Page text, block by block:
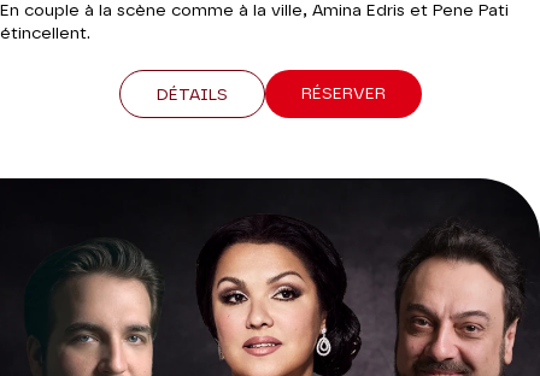
En couple à la scène comme à la ville, Amina Edris et Pene Pati
étincellent.
DÉTAILS RÉSERVER